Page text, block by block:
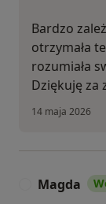
Bardzo
otrzymała
rozumiała
Dziękuję za
14 maja 2026
Magda